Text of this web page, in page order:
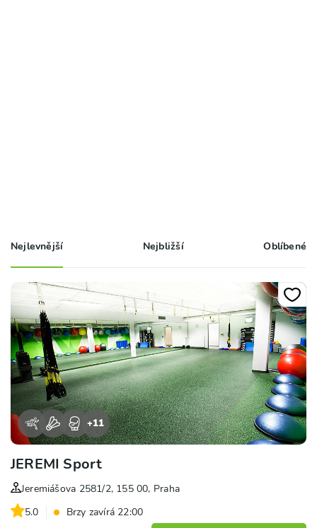
Nejlevnější Nejbližší Oblíbené
+11
JEREMI Sport
Jeremiášova 2581/2, 155 00, Praha
5.0
Brzy zavírá 22:00